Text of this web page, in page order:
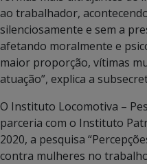
ao trabalhador,
silenciosamente e sem a
afetando moralmente e
maior proporção, vítimas
atuação”, explica a
O Instituto Locomotiva –
parceria com o Instituto
2020, a pesquisa
contra mulheres no